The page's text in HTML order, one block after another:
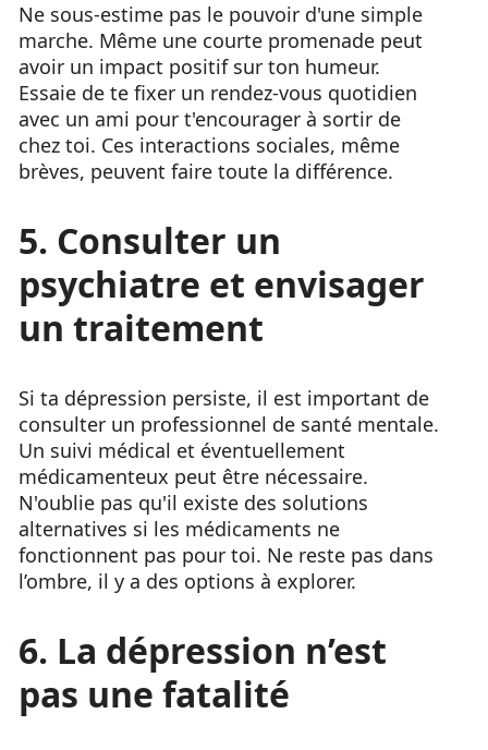
Ne sous-estime pas le pouvoir d'une simple
marche. Même une courte promenade peut
avoir un impact positif sur ton humeur.
Essaie de te fixer un rendez-vous quotidien
avec un ami pour t'encourager à sortir de
chez toi. Ces interactions sociales, même
brèves, peuvent faire toute la différence.
5. Consulter un
psychiatre et envisager
un traitement
Si ta dépression persiste, il est important de
consulter un professionnel de santé mentale.
Un suivi médical et éventuellement
médicamenteux peut être nécessaire.
N'oublie pas qu'il existe des solutions
alternatives si les médicaments ne
fonctionnent pas pour toi. Ne reste pas dans
l’ombre, il y a des options à explorer.
6. La dépression n’est
pas une fatalité